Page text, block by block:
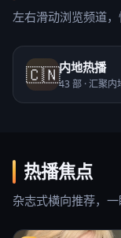
左右滑动浏览频道
🇨🇳内地热播
43部 ·汇聚内
热播焦点
杂志式横向推荐，